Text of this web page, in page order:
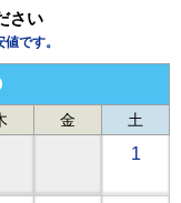
さい
です。
金 土
1